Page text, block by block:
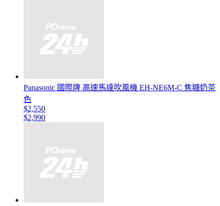
Panasonic 國際牌 高速馬達吹風機 EH-NE6M-C 焦糖奶茶
色
$2,550
$2,990